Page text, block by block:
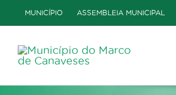
to
MUNICÍPIO ASSEMBLEIA MUNICIPAL